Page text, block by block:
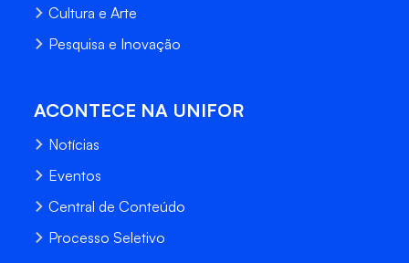
Cultura e Arte
Pesquisa e Inovação
ACONTECE NA UNIFOR
Notícias
Eventos
Central de Conteúdo
Processo Seletivo